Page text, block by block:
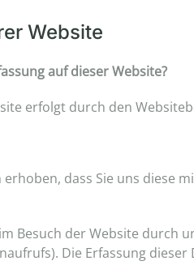
Website
auf dieser Website?
erfolgt durch den
dass Sie uns diese
Besuch der Website durch
Die Erfassung